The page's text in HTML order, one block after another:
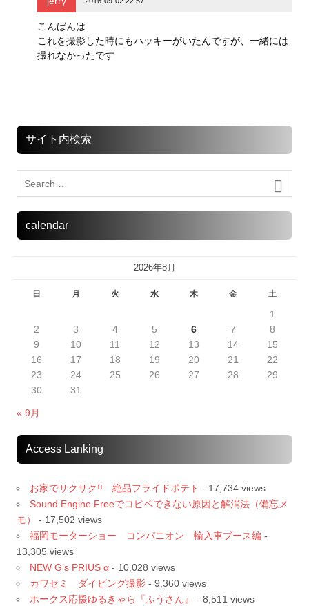
)
こんばんは
これを撮影した時にもハッキーがいたんですが、一緒には
撮れなかったです
サイト内検索
calendar
2026年8月
日 月 火 水 木 金 土
« 9月
1
2
3 4 5 6 7
8
9
10 11 12 13 14
15
16
17 18 19 20 21
22
23
24 25 26 27 28
29
30
31
Access Lanking
お家でサクサク!! 絶品フライドポテト - 17,734 views
Sound Engine Freeでコピペできない原因と解消法（備忘メ
モ）
- 17,502 views
福岡モーターショー コンパニオン 輸入車ブース編 -
13,305 views
NEW G’s PRIUS α - 10,028 views
カワセミ ダイビング撮影 - 9,360 views
ホークス応援ゆるきゃら『ふうさん』
- 8,511 views